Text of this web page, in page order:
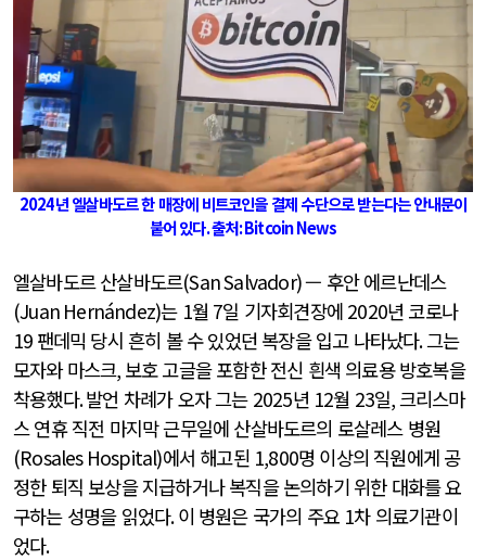
2024년 엘살바도르 한 매장에 비트코인을 결제 수단으로 받는다는 안내문이
붙어 있다.출처:Bitcoin News
엘살바도르 산살바도르(San Salvador)— 후안 에르난데스
(Juan Hernández)는 1월 7일 기자회견장에 2020년 코로나
19 팬데믹 당시 흔히 볼 수 있었던 복장을 입고 나타났다.그는
모자와 마스크, 보호 고글을 포함한 전신 흰색 의료용 방호복을
착용했다.발언 차례가 오자 그는 2025년 12월 23일,크리스마
스 연휴 직전 마지막 근무일에 산살바도르의 로살레스 병원
(Rosales Hospital)에서 해고된 1,800명 이상의 직원에게 공
정한 퇴직 보상을 지급하거나 복직을 논의하기 위한 대화를 요
구하는 성명을 읽었다.이 병원은 국가의 주요 1차 의료기관이
었다.